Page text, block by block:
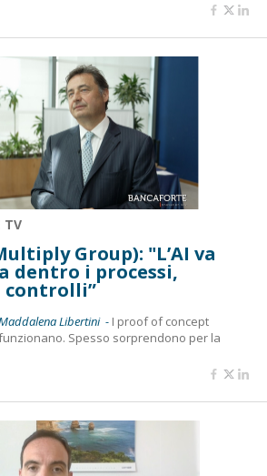
TV
Group): "L’AI va
dentro i processi,
controlli”
Libertini - I proof of concept
Spesso sorprendono per la